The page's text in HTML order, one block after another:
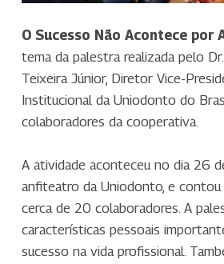
O Sucesso Não Acontece por
tema da palestra realizada pelo
Teixeira Júnior, Diretor Vice-
Institucional da Uniodonto do
colaboradores da cooperativa.
A atividade aconteceu no dia 26
anfiteatro da Uniodonto, e contou
cerca de 20 colaboradores. A
características pessoais
sucesso na vida profissional.